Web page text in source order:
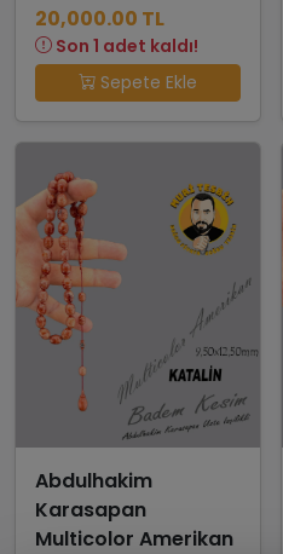
20,000.00 TL
Son 1 adet kaldı!
Sepete Ekle
Abdulhakim
Karasapan
Multicolor Amerikan